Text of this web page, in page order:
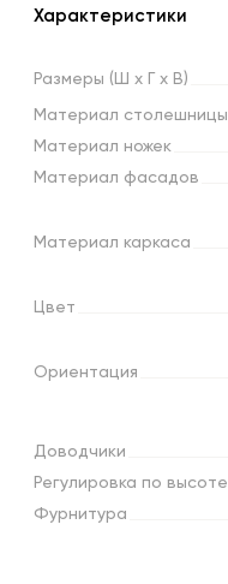
Характеристики
Размеры (Ш х х В)
Материал столешницы
Материал ножек
Материал фасадов
Материал каркаса
Цвет
Ориентация
Доводчики
Регулировка по высоте
Фурнитура